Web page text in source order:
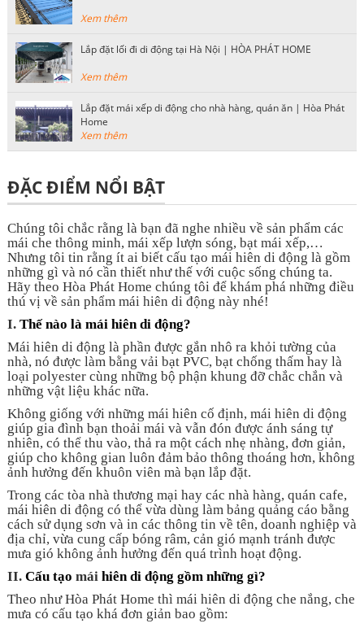
Xem thêm
Lắp đặt lối đi di động tại Hà Nội | HÒA PHÁT HOME
Xem thêm
Lắp đặt mái xếp di động cho nhà hàng, quán ăn | Hòa Phát
Home
Xem thêm
ĐẶC ĐIỂM NỔI BẬT
Chúng tôi chắc rằng là bạn đã nghe nhiều về sản phẩm các
mái che thông minh, mái xếp lượn sóng, bạt mái xếp,…
Nhưng tôi tin rằng ít ai biết cấu tạo mái hiên di động là gồm
những gì và nó cần thiết như thế với cuộc sống chúng ta.
Hãy theo Hòa Phát Home chúng tôi để khám phá những điều
thú vị về sản phẩm mái hiên di động này nhé!
I. Thế nào là mái hiên di động?
Mái hiên di động là phần được gắn nhô ra khỏi tường của
nhà, nó được làm bằng vải bạt PVC, bạt chống thấm hay là
loại polyester cùng những bộ phận khung đỡ chắc chắn và
những vật liệu khác nữa.
Không giống với những mái hiên cố định, mái hiên di động
giúp gia đình bạn thoải mái và vẫn đón được ánh sáng tự
nhiên, có thể thu vào, thả ra một cách nhẹ nhàng, đơn giản,
giúp cho không gian luôn đảm bảo thông thoáng hơn, không
ảnh hưởng đến khuôn viên mà bạn lắp đặt.
Trong các tòa nhà thương mại hay các nhà hàng, quán cafe,
mái hiên di động có thể vừa dùng làm bảng quảng cáo bằng
cách sử dụng sơn và in các thông tin về tên, doanh nghiệp và
địa chỉ, vừa cung cấp bóng râm, cản gió mạnh tránh được
mưa gió không ảnh hưởng đến quá trình hoạt động.
II. Cấu tạo máihiên di động gồm những gì?
Theo như Hòa Phát Home thì mái hiên di động che nắng, che
mưa có cấu tạo khá đơn giản bao gồm: